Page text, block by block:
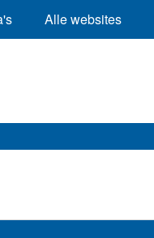
Alle websites